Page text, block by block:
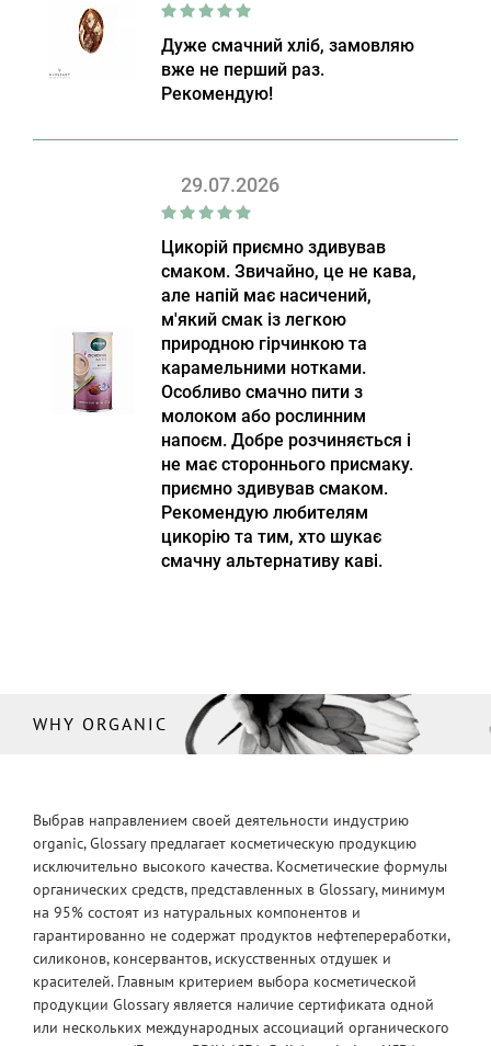
Дуже смачний хліб, замовляю
вже не перший раз.
Рекомендую!
29.07.2026
Цикорій приємно здивував
смаком. Звичайно, це не кава,
але напій має насичений,
м'який смак із легкою
природною гірчинкою та
карамельними нотками.
Особливо смачно пити з
молоком або рослинним
напоєм. Добре розчиняється і
не має стороннього присмаку.
приємно здивував смаком.
Рекомендую любителям
цикорію та тим, хто шукає
смачну альтернативу каві.
WHY ORGANIC
Выбрав направлением своей деятельности индустрию
organic, Glossary предлагает косметическую продукцию
исключительно высокого качества. Косметические формулы
органических средств, представленных в Glossary, минимум
на 95% состоят из натуральных компонентов и
гарантированно не содержат продуктов нефтепереработки,
силиконов, консервантов, искусственных отдушек и
красителей. Главным критерием выбора косметической
продукции Glossary является наличие сертификата одной
или нескольких международных ассоциаций органического